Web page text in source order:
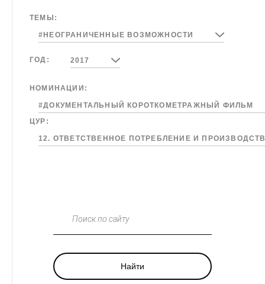
ТЕМЫ:
#НЕОГРАНИЧЕННЫЕ ВОЗМОЖНОСТИ
ГОД: 2017
НОМИНАЦИИ:
#ДОКУМЕНТАЛЬНЫЙ КОРОТКОМЕТРАЖНЫЙ ФИЛЬМ
ЦУР:
12. ОТВЕТСТВЕННОЕ ПОТРЕБЛЕНИЕ И
Поиск по сайту
Найти